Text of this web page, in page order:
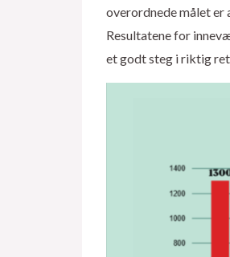
overordnede målet er
Resultatene for
et godt steg i riktig